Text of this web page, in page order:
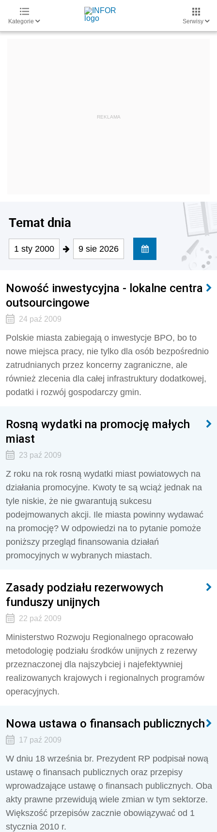
Kategorie Serwisy
Temat dnia
1 sty 2000 9 sie 2026
Nowość inwestycyjna - lokalne centra
outsourcingowe
24 paź 2009
Polskie miasta zabiegają o inwestycje BPO, bo to
nowe miejsca pracy, nie tylko dla osób bezpośrednio
zatrudnianych przez koncerny zagraniczne, ale
również zlecenia dla całej infrastruktury dodatkowej,
podatki i rozwój gospodarczy gmin.
Rosną wydatki na promocję małych
miast
23 paź 2009
Z roku na rok rosną wydatki miast powiatowych na
działania promocyjne. Kwoty te są wciąż jednak na
tyle niskie, że nie gwarantują sukcesu
podejmowanych akcji. Ile miasta powinny wydawać
na promocję? W odpowiedzi na to pytanie pomoże
poniższy przegląd finansowania działań
promocyjnych w wybranych miastach.
Zasady podziału rezerwowych
funduszy unijnych
22 paź 2009
Ministerstwo Rozwoju Regionalnego opracowało
metodologię podziału środków unijnych z rezerwy
przeznaczonej dla najszybciej i najefektywniej
realizowanych krajowych i regionalnych programów
operacyjnych.
Nowa ustawa o finansach publicznych
17 paź 2009
W dniu 18 września br. Prezydent RP podpisał nową
ustawę o finansach publicznych oraz przepisy
wprowadzające ustawę o finansach publicznych. Oba
akty prawne przewidują wiele zmian w tym sektorze.
Większość przepisów zacznie obowiązywać od 1
stycznia 2010 r.